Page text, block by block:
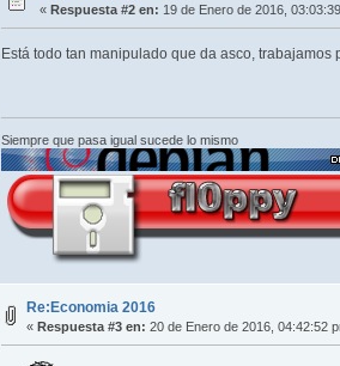
«Respuesta #2 en: 19 de Enero de 2016,
Está todo tan manipulado que da asco,
Siempre que pasa igual sucede lo mismo
Re:Economia 2016
«Respuesta #3 en: 20 de Enero de 2016, 04:42:52